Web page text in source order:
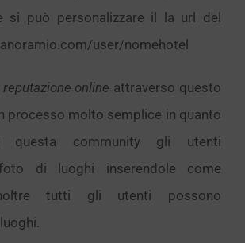
si può personalizzare il la url del
user/nomehotel
online attraverso questo
processo molto semplice in quanto
questa community gli utenti
di luoghi inserendole come
tutti gli utenti possono